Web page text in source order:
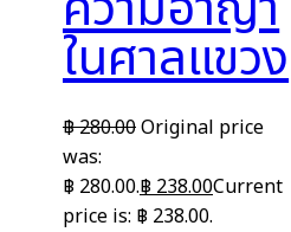
ในศาลแขวง
฿280.00Original price
was:
฿ 280.00.฿ 238.00Current
price is: ฿ 238.00.